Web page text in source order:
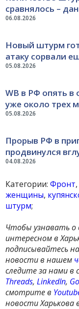
06.08.2026
сравнялось –
05.08.2026
Новый штурм
атаку сорвали
05.08.2026
WB в РФ опять в
уже около трех
04.08.2026
Прорыв РФ в
продвинулся
Категории:Фронт
женщины,
штурм;
Чтобы узнавать
интересном в
подписывайтесь
новости в нашем
следите за нами в
Threads,LinkedIn,
смотрите в
новости Харькова